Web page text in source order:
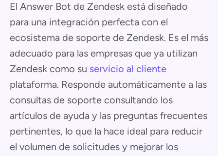
El Answer Bot de Zendesk está diseñado
para una integración perfecta con el
ecosistema de soporte de Zendesk. Es el más
adecuado para las empresas que ya utilizan
Zendesk como su servicio al cliente
plataforma. Responde automáticamente a las
consultas de soporte consultando los
artículos de ayuda y las preguntas frecuentes
pertinentes, lo que la hace ideal para reducir
el volumen de solicitudes y mejorar los